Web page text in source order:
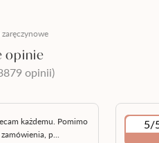
opinie
opinii)
każdemu. Pomimo
p...
5/